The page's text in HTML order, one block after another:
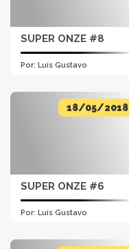
SUPER ONZE #8
Por: Luís Gustavo
18/05/2018
SUPER ONZE #6
Por: Luís Gustavo